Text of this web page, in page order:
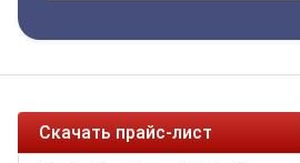
Скачать прайс-лист